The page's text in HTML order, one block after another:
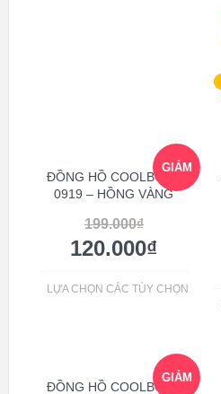
GIẢM
ĐỒNG HỒ COOLBOSS
0919 – HỒNG VÀNG
199.000₫
120.000₫
LỰA CHỌN CÁC TÙY CHỌN
GIẢM
ĐỒNG HỒ COOLBOSS